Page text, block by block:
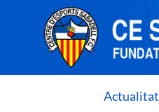
Actualitat